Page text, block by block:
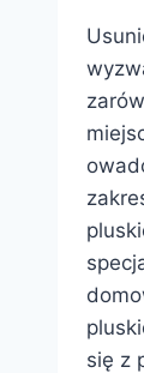
się z